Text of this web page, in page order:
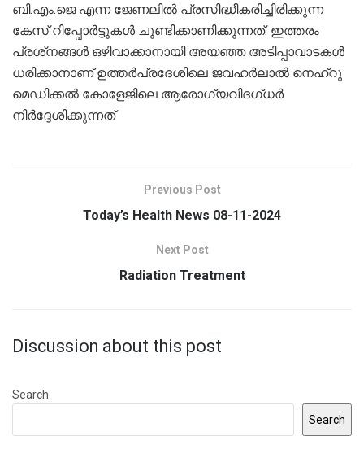
ബി.എം.ജെ എന്ന ജേണലിൽ പ്രസിദ്ധീകരിച്ചിരിക്കുന്ന
കേസ് റിപ്പോർട്ടുകൾ ചൂണ്ടിക്കാണിക്കുന്നത്. ഇത്തരം
പ്രശ്‌നങ്ങൾ ഒഴിവാക്കാനായി അയഞ്ഞ അടിപ്പാവാടകൾ
ധരിക്കാനാണ് ഉത്തർപ്രദേശിലെ ജവഹർലാൽ നെഹ്റു
മെഡിക്കൽ കോളേജിലെ ആരോഗ്യവിദഗ്ധർ
നിർദ്ദേശിക്കുന്നത്
Previous Post
Today’s Health News 08-11-2024
Next Post
Radiation Treatment
Discussion about this post
Search
Search